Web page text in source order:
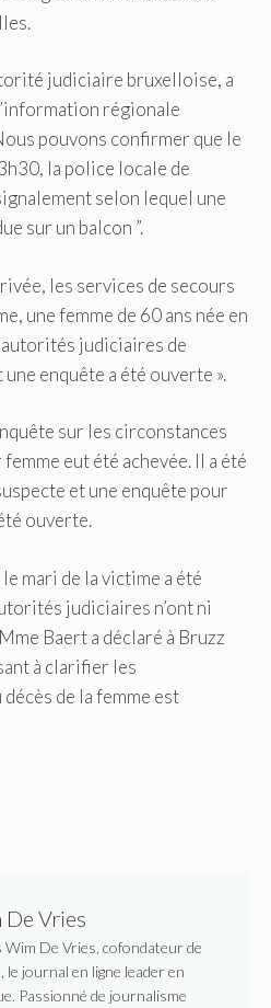
judiciaire bruxelloise, a
régionale
pouvons confirmer que le
la police locale de
selon lequel une
sur un balcon ”.
les services de secours
une femme de 60 ans née en
judiciaires de
enquête a été ouverte ».
sur les circonstances
eut été achevée. Il a été
et une enquête pour
ouverte.
mari de la victime a été
judiciaires n’ont ni
Baert a déclaré à Bruzz
à clarifier les
de la femme est
Vries
Wim De Vries, cofondateur de
le journal en ligne leader en
Passionné de journalisme